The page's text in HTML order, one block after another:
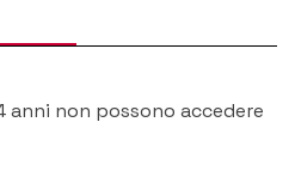
anni non possono accedere